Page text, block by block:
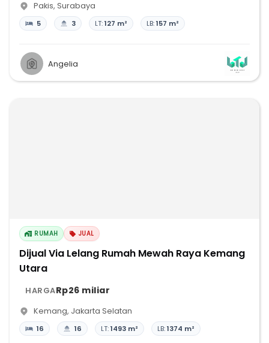
Pakis, Surabaya
5 3 LT:127 m² LB:157 m²
Angelia
RUMAH JUAL
Dijual Via Lelang Rumah Mewah Raya Kemang
Utara
HARGARp26 miliar
Kemang, Jakarta Selatan
16 16 LT:1493 m² LB:1374 m²